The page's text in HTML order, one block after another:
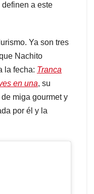
a este
Ya son tres
Nachito
la fecha: Tranca
en una, su
miga gourmet y
por él y la